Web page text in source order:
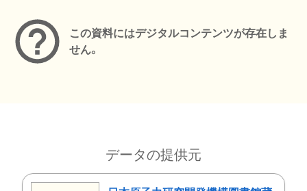
この資料にはデジタルコンテンツが存在しま
せん。
データの提供元